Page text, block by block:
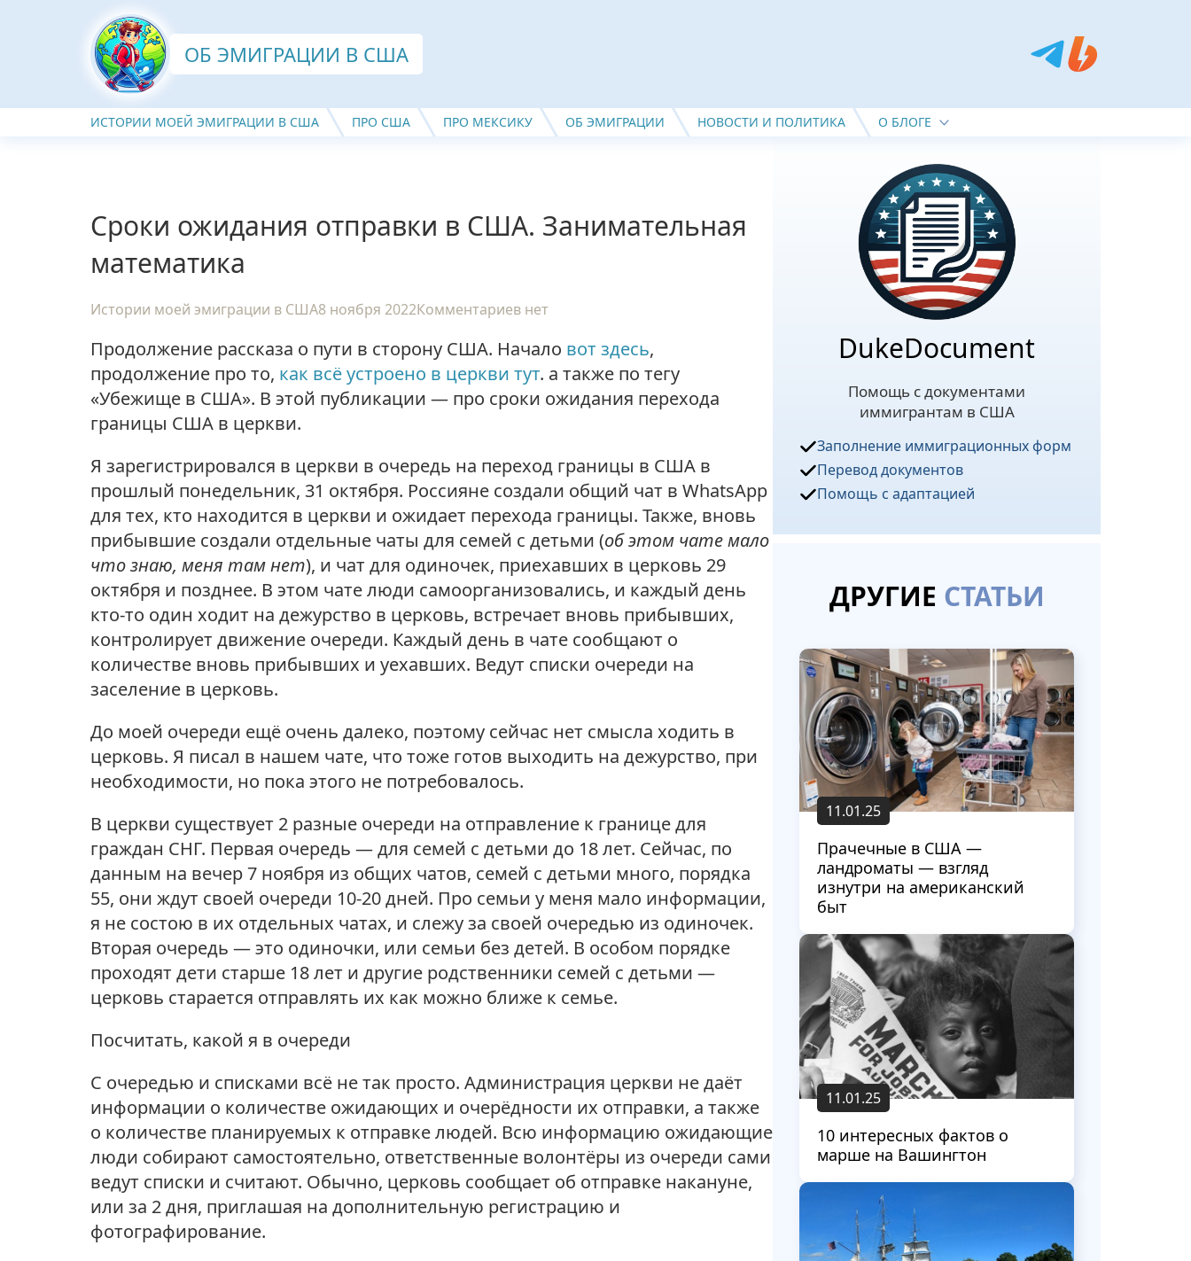
ОБ ЭМИГРАЦИИ В США
ИСТОРИИ МОЕЙ ЭМИГРАЦИИ В США ПРО США ПРО МЕКСИКУ ОБ ЭМИГРАЦИИ НОВОСТИ И ПОЛИТИКА О БЛОГЕ
Сроки ожидания отправки в США. Занимательная
математика
Истории моей эмиграции в США8 ноября 2022Комментариев нет
Продолжение рассказа о пути в сторону США. Начало вот здесь,
продолжение про то, как всё устроено в церкви тут. а также по тегу
«Убежище в США». В этой публикации — про сроки ожидания перехода
границы США в церкви.
Я зарегистрировался в церкви в очередь на переход границы в США в
прошлый понедельник, 31 октября. Россияне создали общий чат в WhatsApp
для тех, кто находится в церкви и ожидает перехода границы. Также, вновь
прибывшие создали отдельные чаты для семей с детьми (об этом чате мало
что знаю, меня там нет), и чат для одиночек, приехавших в церковь 29
октября и позднее. В этом чате люди самоорганизовались, и каждый день
кто-то один ходит на дежурство в церковь, встречает вновь прибывших,
контролирует движение очереди. Каждый день в чате сообщают о
количестве вновь прибывших и уехавших. Ведут списки очереди на
заселение в церковь.
До моей очереди ещё очень далеко, поэтому сейчас нет смысла ходить в
церковь. Я писал в нашем чате, что тоже готов выходить на дежурство, при
необходимости, но пока этого не потребовалось.
В церкви существует 2 разные очереди на отправление к границе для
граждан СНГ. Первая очередь — для семей с детьми до 18 лет. Сейчас, по
данным на вечер 7 ноября из общих чатов, семей с детьми много, порядка
55, они ждут своей очереди 10-20 дней. Про семьи у меня мало информации,
я не состою в их отдельных чатах, и слежу за своей очередью из одиночек.
Вторая очередь — это одиночки, или семьи без детей. В особом порядке
проходят дети старше 18 лет и другие родственники семей с детьми —
церковь старается отправлять их как можно ближе к семье.
Посчитать, какой я в очереди
С очередью и списками всё не так просто. Администрация церкви не даёт
информации о количестве ожидающих и очерёдности их отправки, а также
о количестве планируемых к отправке людей. Всю информацию ожидающие
люди собирают самостоятельно, ответственные волонтёры из очереди сами
ведут списки и считают. Обычно, церковь сообщает об отправке накануне,
или за 2 дня, приглашая на дополнительную регистрацию и
фотографирование.
DukeDocument
Помощь с документами
иммигрантам в США
Заполнение иммиграционных форм
Перевод документов
Помощь с адаптацией
ДРУГИЕ СТАТЬИ
11.01.25
Прачечные в США —
ландроматы — взгляд
изнутри на американский
быт
11.01.25
10 интересных фактов о
марше на Вашингтон